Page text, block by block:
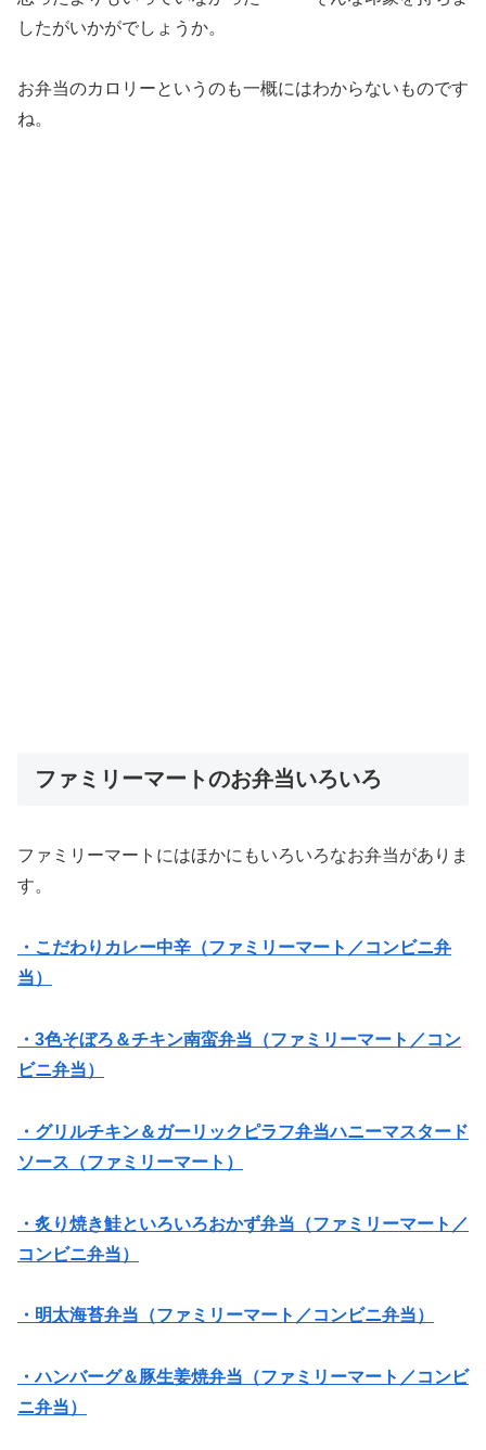
したがいかがでしょうか。
お弁当のカロリーというのも一概にはわからないものです
ね。
ファミリーマートのお弁当いろいろ
ファミリーマートにはほかにもいろいろなお弁当がありま
す。
・こだわりカレー中辛（ファミリーマート／コンビニ弁
当）
・3色そぼろ＆チキン南蛮弁当（ファミリーマート／コン
ビニ弁当）
・グリルチキン＆ガーリックピラフ弁当ハニーマスタード
ソース（ファミリーマート）
・炙り焼き鮭といろいろおかず弁当（ファミリーマート／
コンビニ弁当）
・明太海苔弁当（ファミリーマート／コンビニ弁当）
・ハンバーグ＆豚生姜焼弁当（ファミリーマート／コンビ
ニ弁当）